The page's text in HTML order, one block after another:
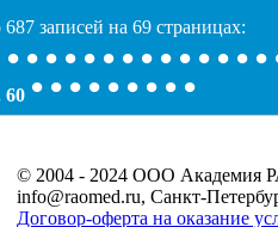
687 записей на 69 страницах:
••••••••••••••
60 •••••••••
© 2004 - 2024 ООО Академия
info@raomed.ru, Санкт-
Договор-оферта на оказание